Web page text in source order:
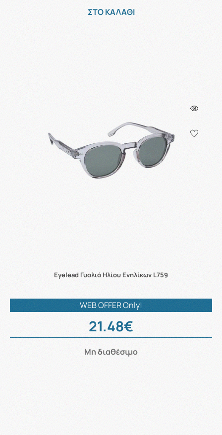
ΣΤΟ ΚΑΛΑΘΙ
Eyelead Γυαλιά Ηλίου Ενηλίκων L759
WEB OFFER Only!
21.48€
Μη διαθέσιμο